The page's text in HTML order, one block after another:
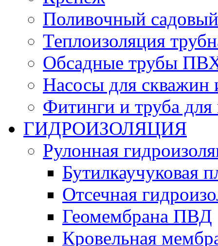
Поливочный
Теплоизоляция
Обсадные трубы
Насосы для скважин
Фитинги и труба для
ГИДРОИЗОЛЯЦИЯ
Рулонная
Бутилкаучуковая
Отсечная
Геомембрана ПВД
Кровельная